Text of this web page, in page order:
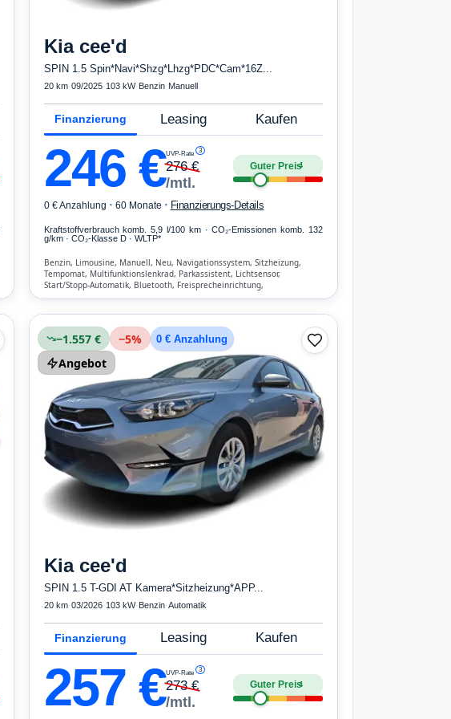
Kia cee'd
SPIN 1.5 Spin*Navi*Shzg*Lhzg*PDC*Cam*16Z...
20 km·09/2025· 103 kW· Benzin· Manuell
Finanzierung Leasing Kaufen
246€UVP-Rate 3
276€
/mtl.
Guter Preis4
0 € Anzahlung · 60 Monate · Finanzierungs-Details
Kraftstoffverbrauch komb. 5,9 l/100 km · CO₂-Emissionen komb. 132
g/km · CO₂-Klasse D · WLTP*
Benzin, Limousine, Manuell, Neu, Navigationssystem, Sitzheizung,
Tempomat, Multifunktionslenkrad, Parkassistent, Lichtsensor,
Start/Stopp-Automatik, Bluetooth, Freisprecheinrichtung,
Verkehrszeichen-Erkennung, ESP, ABS, Klimaanlage, Fahrer-Airbag
−1.557 € −5% 0 € Anzahlung
Angebot
Kia cee'd
SPIN 1.5 T-GDI AT Kamera*Sitzheizung*APP...
20 km·03/2026· 103 kW· Benzin·Automatik
Finanzierung Leasing Kaufen
257€UVP-Rate 3
273€
/mtl.
Guter Preis4